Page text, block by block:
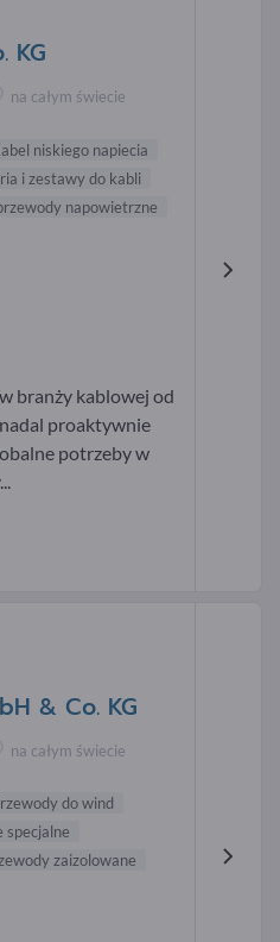
KG
na całym świecie
niskiego napiecia
i zestawy do kabli
napowietrzne
branży kablowej od
proaktywnie
potrzeby w
& Co. KG
na całym świecie
do wind
specjalne
zaizolowane